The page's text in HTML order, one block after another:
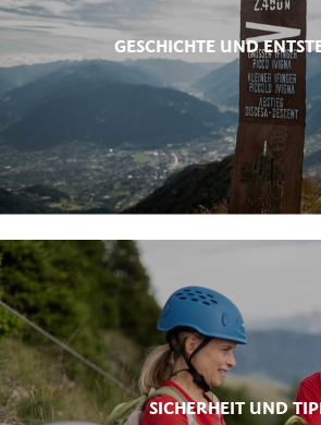
GESCHICHTE UND
SICHERHEIT UND